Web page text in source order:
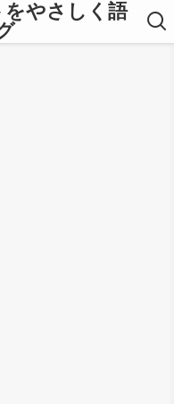
をやさしく語